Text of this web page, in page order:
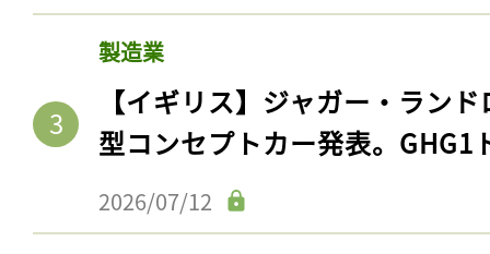
製造業
【イギリス】ジャガー・ラン
型コンセプトカー発表。GHG1
2026/07/12